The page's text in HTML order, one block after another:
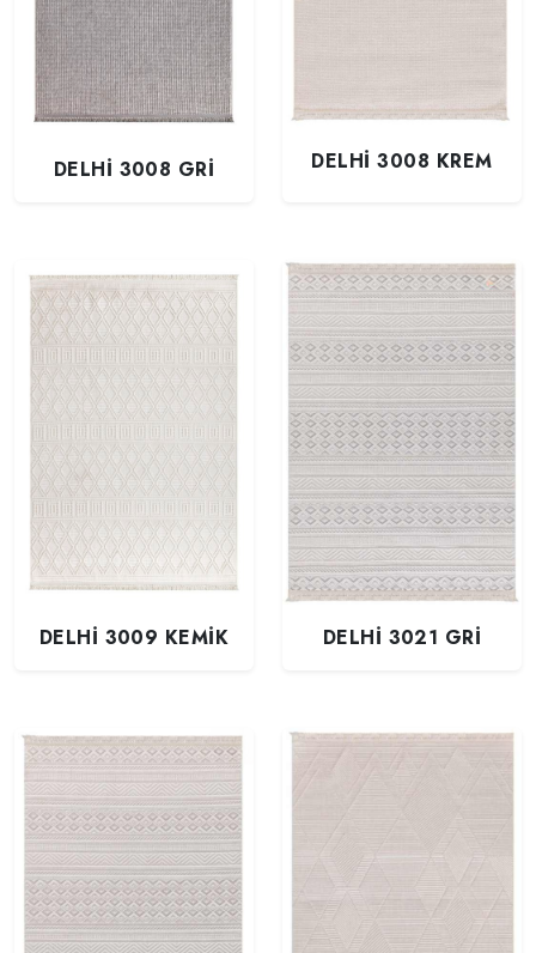
DELHİ 3008 GRİ DELHİ 3008 KREM
DELHİ 3009 KEMİK DELHİ 3021 GRİ